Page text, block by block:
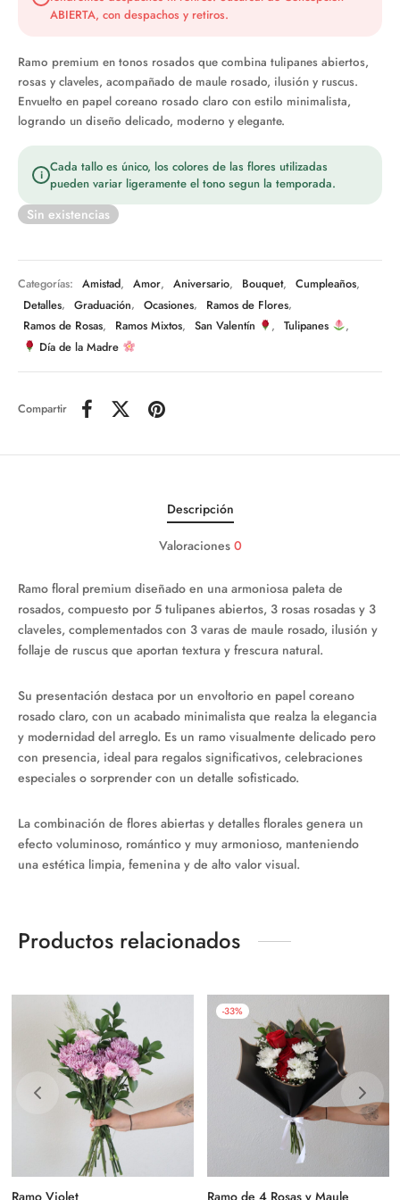
$49.990.
ABIERTA, con despachos y retiros.
Ramo premium en tonos rosados que combina tulipanes abiertos,
rosas y claveles, acompañado de maule rosado, ilusión y ruscus.
Envuelto en papel coreano rosado claro con estilo minimalista,
logrando un diseño delicado, moderno y elegante.
i Cada tallo es único, los colores de las flores utilizadas
pueden variar ligeramente el tono segun la temporada.
Sin existencias
Categorías: Amistad, Amor, Aniversario, Bouquet, Cumpleaños,
Detalles, Graduación, Ocasiones, Ramos de Flores,
Ramos de Rosas, Ramos Mixtos, San Valentín , Tulipanes
,
Día de la Madre
Compartir
Descripción
Valoraciones 0
Ramo floral premium diseñado en una armoniosa paleta de
rosados, compuesto por 5 tulipanes abiertos, 3 rosas rosadas y 3
claveles, complementados con 3 varas de maule rosado, ilusión y
follaje de ruscus que aportan textura y frescura natural.
Su presentación destaca por un envoltorio en papel coreano
rosado claro, con un acabado minimalista que realza la elegancia
y modernidad del arreglo. Es un ramo visualmente delicado pero
con presencia, ideal para regalos significativos, celebraciones
especiales o sorprender con un detalle sofisticado.
La combinación de flores abiertas y detalles florales genera un
efecto voluminoso, romántico y muy armonioso, manteniendo
una estética limpia, femenina y de alto valor visual.
Productos relacionados
Ramo Violet
-33%
Ramo de 4 Rosas y Maule